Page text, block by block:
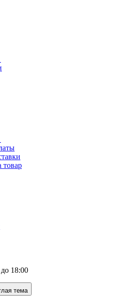
товар
18:00
тема